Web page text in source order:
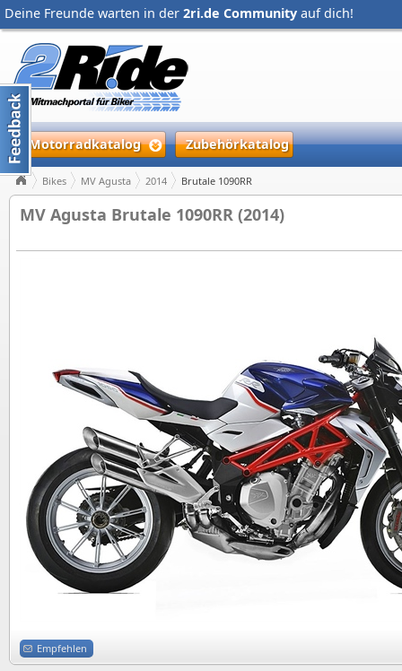
Deine Freunde warten in der 2ri.de Community auf dich!
Motorradkatalog Zubehörkatalog
Bikes MV Agusta 2014 Brutale 1090RR
MV Agusta Brutale 1090RR (2014)
Empfehlen